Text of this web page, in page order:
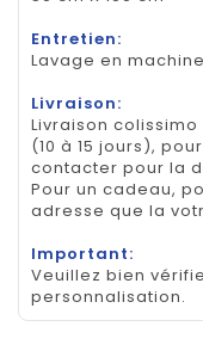
Entretien:
Lavage en
Livraison:
Livraison
(10 à 15 jours),
contacter pour la
Pour un cadeau,
adresse que la
Important:
Veuillez bien
personnalisation.